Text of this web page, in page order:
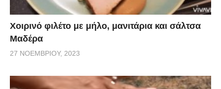
Χοιρινό φιλέτο με μήλο, μανιτάρια και σάλτσα
Μαδέρα
27 ΝΟΕΜΒΡΊΟΥ, 2023